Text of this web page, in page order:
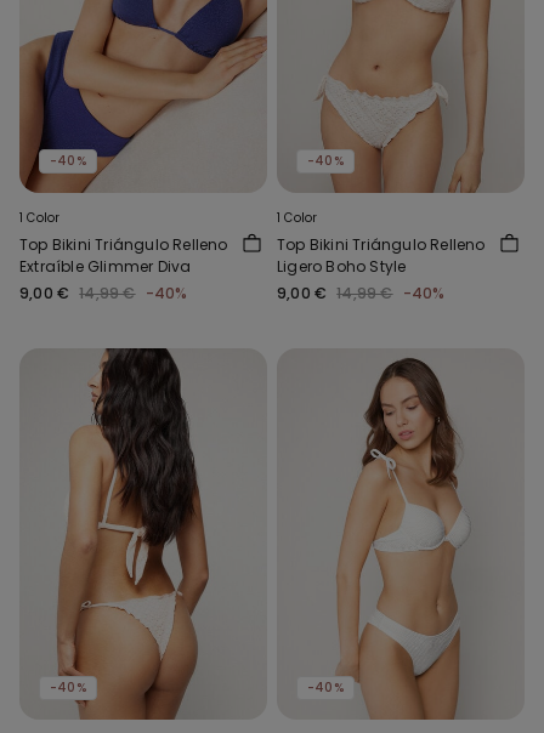
-40%
1 Color
Top Bikini Triángulo Relleno
Extraíble Glimmer Diva
9,00 € 14,99 € -40%
-40%
1 Color
Top Bikini Triángulo Relleno
Ligero Boho Style
9,00 € 14,99 € -40%
-40% -40%